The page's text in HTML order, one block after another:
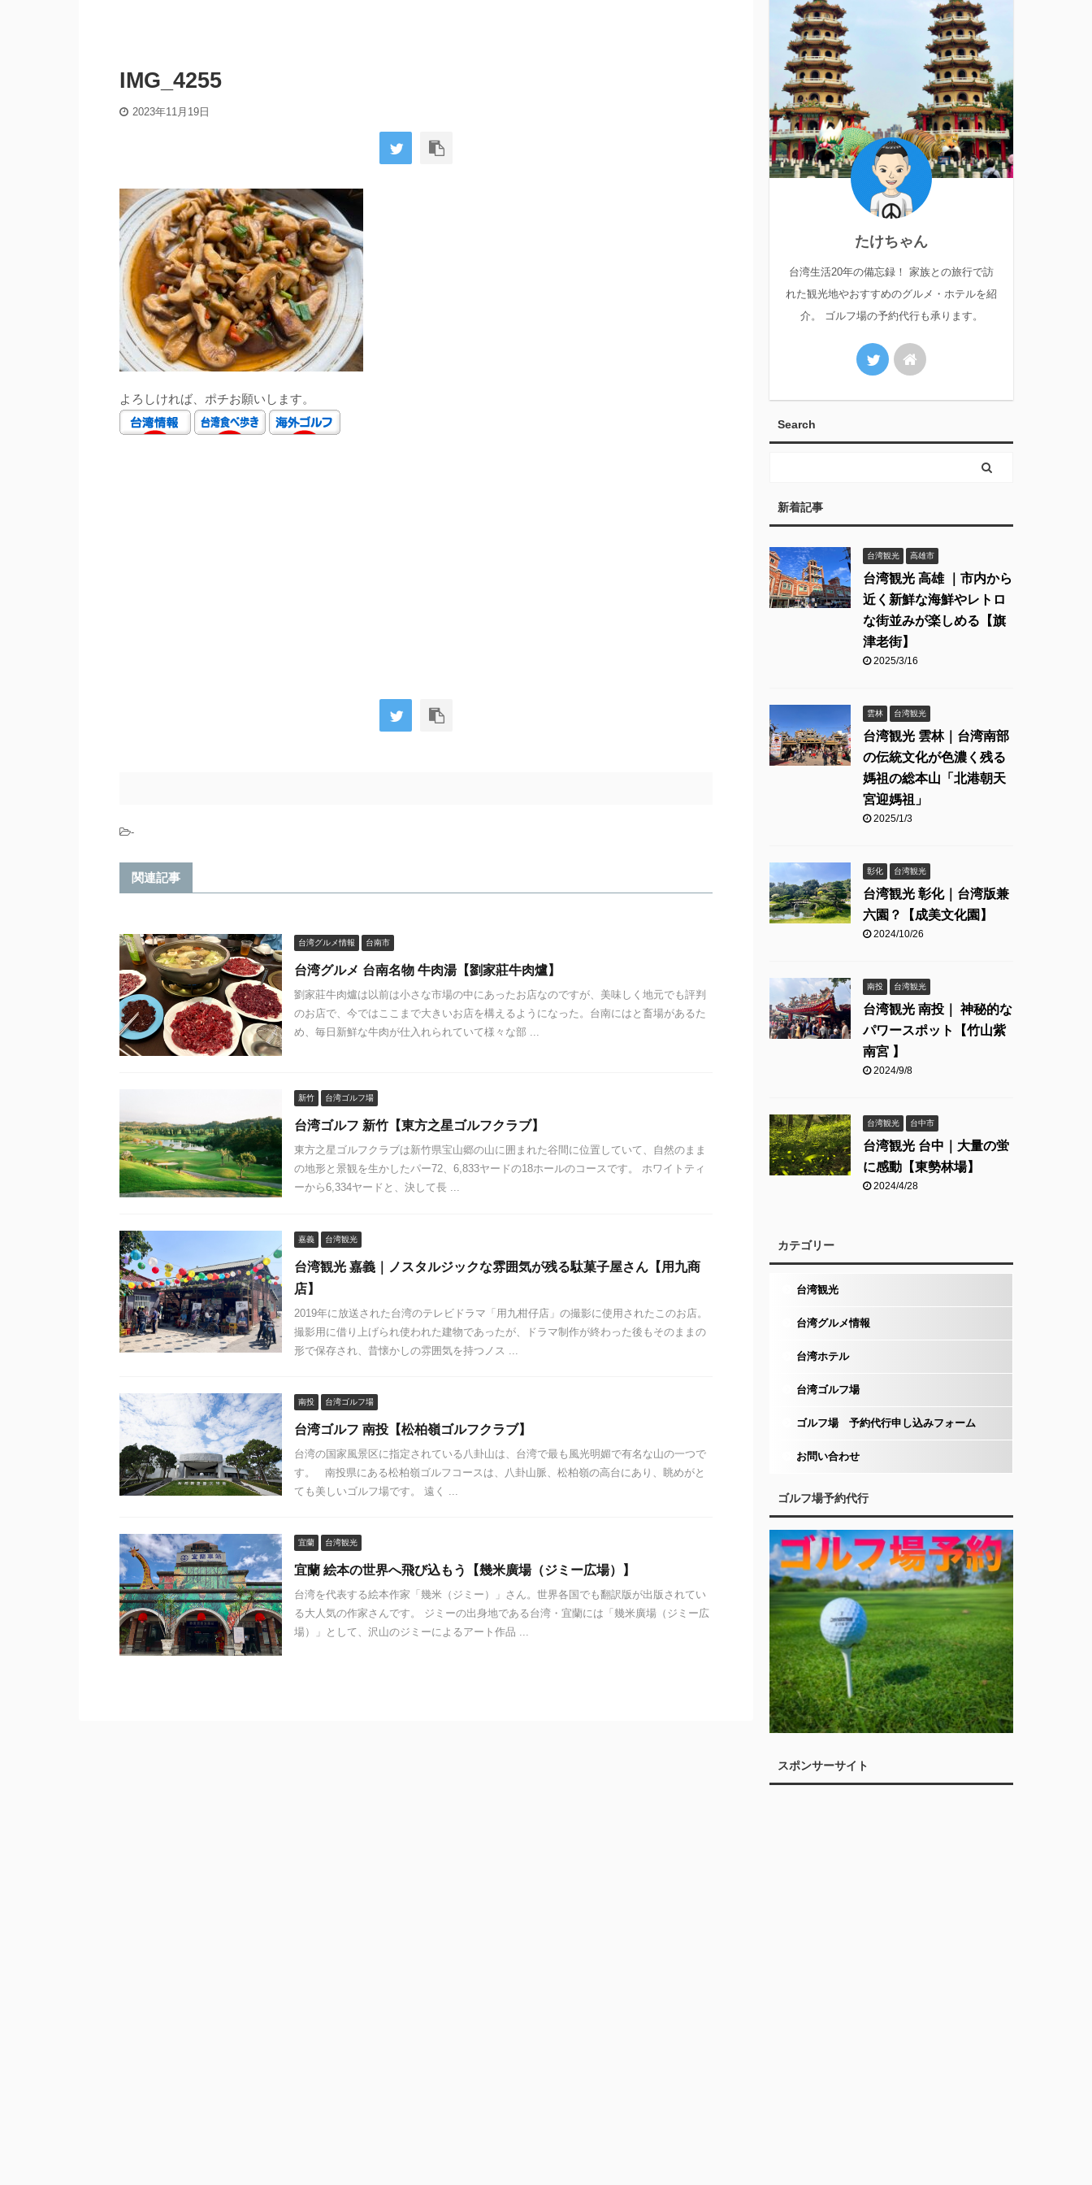
IMG_4255
2023年11月19日
よろしければ、ポチお願いします。
-
関連記事
台湾グルメ情報 台南市
台湾グルメ 台南名物 牛肉湯【劉家莊牛肉爐】
劉家莊牛肉爐は以前は小さな市場の中にあったお店なのですが、美味しく地元でも評判
のお店で、今ではここまで大きいお店を構えるようになった。台南にはと畜場があるた
め、毎日新鮮な牛肉が仕入れられていて様々な部 ...
新竹 台湾ゴルフ場
台湾ゴルフ 新竹【東方之星ゴルフクラブ】
東方之星ゴルフクラブは新竹県宝山郷の山に囲まれた谷間に位置していて、自然のまま
の地形と景観を生かしたパー72、6,833ヤードの18ホールのコースです。 ホワイトティ
ーから6,334ヤードと、決して長 ...
嘉義 台湾観光
台湾観光 嘉義｜ノスタルジックな雰囲気が残る駄菓子屋さん【用九商
店】
2019年に放送された台湾のテレビドラマ「用九柑仔店」の撮影に使用されたこのお店。
撮影用に借り上げられ使われた建物であったが、ドラマ制作が終わった後もそのままの
形で保存され、昔懐かしの雰囲気を持つノス ...
南投 台湾ゴルフ場
台湾ゴルフ 南投【松柏嶺ゴルフクラブ】
台湾の国家風景区に指定されている八卦山は、台湾で最も風光明媚で有名な山の一つで
す。 南投県にある松柏嶺ゴルフコースは、八卦山脈、松柏嶺の高台にあり、眺めがと
ても美しいゴルフ場です。 遠く ...
宜蘭 台湾観光
宜蘭 絵本の世界へ飛び込もう【幾米廣場（ジミー広場）】
台湾を代表する絵本作家「幾米（ジミー）」さん。世界各国でも翻訳版が出版されてい
る大人気の作家さんです。 ジミーの出身地である台湾・宜蘭には「幾米廣場（ジミー広
場）」として、沢山のジミーによるアート作品 ...
たけちゃん
台湾生活20年の備忘録！ 家族との旅行で訪
れた観光地やおすすめのグルメ・ホテルを紹
介。 ゴルフ場の予約代行も承ります。
Search
新着記事
台湾観光 高雄市
台湾観光 高雄 ｜市内から
近く新鮮な海鮮やレトロ
な街並みが楽しめる【旗
津老街】
2025/3/16
雲林 台湾観光
台湾観光 雲林｜台湾南部
の伝統文化が色濃く残る
媽祖の総本山「北港朝天
宮迎媽祖」
2025/1/3
彰化 台湾観光
台湾観光 彰化｜台湾版兼
六園？【成美文化園】
2024/10/26
南投 台湾観光
台湾観光 南投｜ 神秘的な
パワースポット【竹山紫
南宮 】
2024/9/8
台湾観光 台中市
台湾観光 台中｜大量の蛍
に感動【東勢林場】
2024/4/28
カテゴリー
台湾観光
台湾グルメ情報
台湾ホテル
台湾ゴルフ場
ゴルフ場 予約代行申し込みフォーム
お問い合わせ
ゴルフ場予約代行
スポンサーサイト